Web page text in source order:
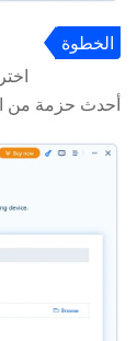
الخطوة
أحدث حزمة من